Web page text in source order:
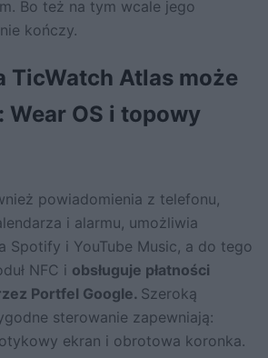
Bo też na tym wcale jego
kończy.
TicWatch Atlas może
Wear OS i topowy
powiadomienia z telefonu,
i alarmu, umożliwia
Spotify i YouTube Music, a do tego
NFC i obsługuje płatności
Portfel Google. Szeroką
sterowanie zapewniają:
ekran i obrotowa koronka.